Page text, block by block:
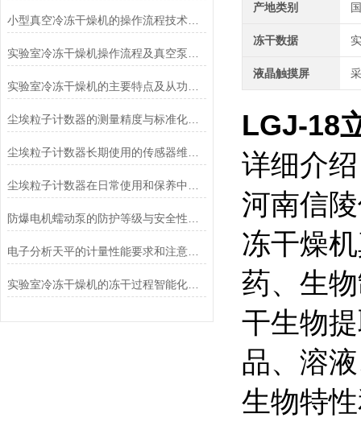
小型真空冷冻干燥机的操作流程技术详解
尘埃粒子计数器的测量精度与标准化方法
电子分析天平的计量性能要求和注意事项说明
实验室冷冻干燥机的冻干过程智能化功能和基本操作流程
产地类别
冻干数据
液晶触摸屏
LGJ-18
详细介
河南信
冻干燥
药、生
干生物
品、溶
生物特